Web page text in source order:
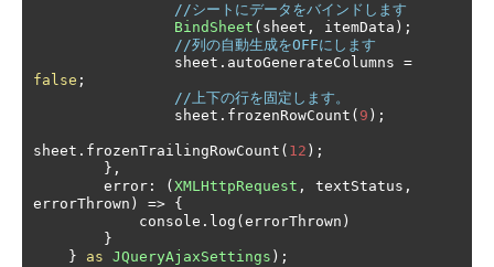
//シートにデータをバインドします
BindSheet ( sheet , itemData );
//列の自動生成をOFFにします
                sheet
. autoGenerateColumns =
false ;
//上下の行を固定します。
                sheet
. frozenRowCount ( 9 );
sheet . frozenTrailingRowCount ( 12 );
},
        error
: ( XMLHttpRequest , textStatus ,
errorThrown ) => {
            console
. log ( errorThrown )
}
}
as JQueryAjaxSettings );